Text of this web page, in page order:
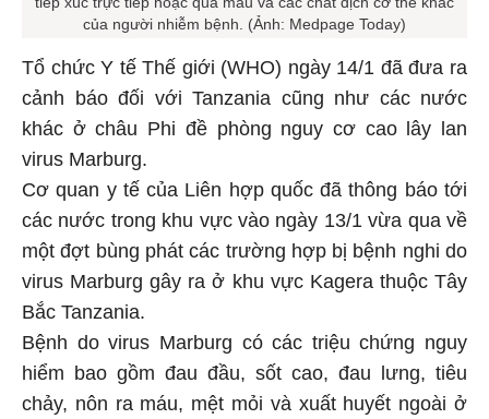
của người nhiễm bệnh. (Ảnh: Medpage Today)
Tổ chức Y tế Thế giới (WHO) ngày 14/1 đã đưa ra
cảnh báo đối với Tanzania cũng như các nước
khác ở châu Phi đề phòng nguy cơ cao lây lan
virus Marburg.
Cơ quan y tế của Liên hợp quốc đã thông báo tới
các nước trong khu vực vào ngày 13/1 vừa qua về
một đợt bùng phát các trường hợp bị bệnh nghi do
virus Marburg gây ra ở khu vực Kagera thuộc Tây
Bắc Tanzania.
Bệnh do virus Marburg có các triệu chứng nguy
hiểm bao gồm đau đầu, sốt cao, đau lưng, tiêu
chảy, nôn ra máu, mệt mỏi và xuất huyết ngoài ở